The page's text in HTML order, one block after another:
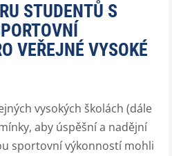
STUDENTŮ S
VEŘEJNÉ VYSOKÉ
vysokých školách (dále
aby úspěšní a nadějní
sportovní výkonností mohli